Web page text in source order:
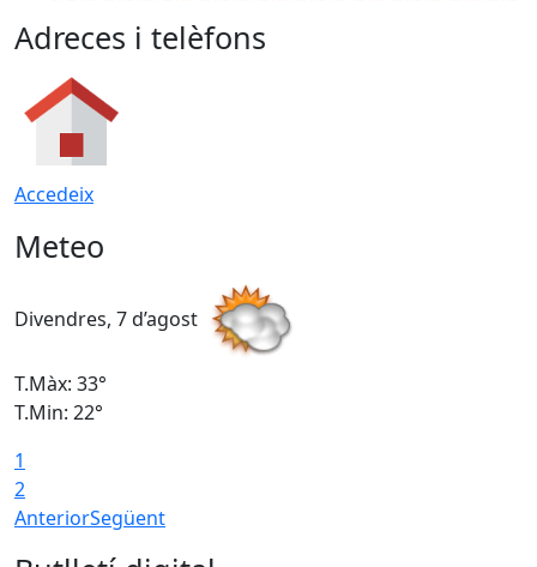
Adreces i telèfons
Accedeix
Meteo
Divendres, 7 d’agost
T.Màx: 33°
T.Min: 22°
1
2
AnteriorSegüent